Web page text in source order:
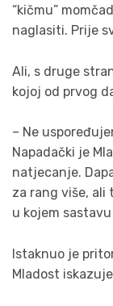
“kičmu”
naglasiti. Prije
Ali, s druge
kojoj od prvog
– Ne
Napadački je
natjecanje.
za rang više, ali
u kojem
Istaknuo je
Mladost